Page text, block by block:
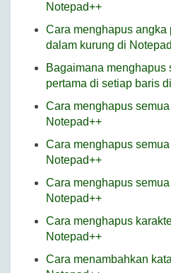
Notepad++
Cara menghapus angka
dalam kurung di
Bagaimana menghapus
pertama di setiap baris
Cara menghapus
Notepad++
Cara menghapus
Notepad++
Cara menghapus
Notepad++
Cara menghapus
Notepad++
Cara menambahkan